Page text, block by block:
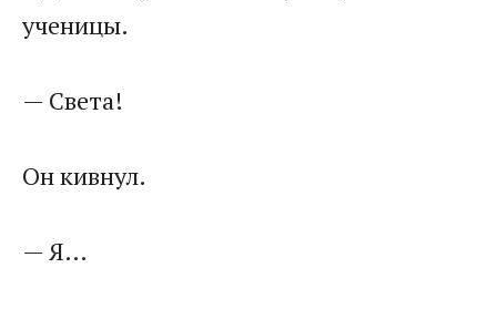
ученицы.
— Света!
Он кивнул.
— Я…